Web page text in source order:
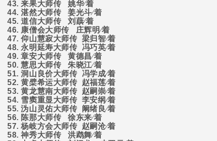
43.来果大师传
姚华∕着
44.湛然大师传
姜光斗∕着
45.道信大师传
刘蕻∕着
46. 康僧会大师传
庄辉明∕着
47.仰山慧寂大师传 梁归智∕着
48. 永明延寿大师传
冯巧英∕着
49.章安大师传
黄德昌∕着
50.慧思大师传
朱晓江∕着
51.洞山良价大师传
冯学成∕着
52.黄檗希运大师传
赵福莲∕着
53.黄龙慧南大师传
赵嗣崇∕着
54. 雪窦重显大师传 李安纲∕着
55.沩山灵佑大师传
阚绪良∕着
56. 陈那大师传
徐东来∕着
57.杨岐方会大师传
赵嗣沧∕着
58.神秀大师传
洪鹉舞∕着